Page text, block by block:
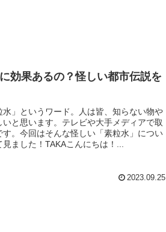
効果あるの？怪しい都市伝説を
」というワード。人は皆、知らない物や
と思います。テレビや大手メディアで取
。今回はそんな怪しい「素粒水」につい
ました！TAKAこんにちは！...
2023.09.25